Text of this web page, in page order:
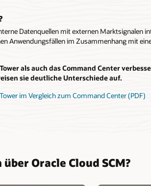
Datenquellen mit externen Marktsignalen
Anwendungsfällen im Zusammenhang mit
als auch das Command Center
sie deutliche Unterschiede auf.
im Vergleich zum Command Center (PDF)
Oracle Cloud SCM?